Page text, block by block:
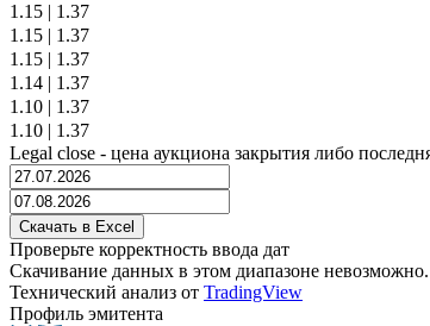
1.15 | 1.37
1.15 | 1.37
1.15 | 1.37
1.14 | 1.37
1.10 | 1.37
1.10 | 1.37
Legal close - цена аукциона закрытия либо
Проверьте корректность ввода дат
Скачивание данных в этом диапазоне невозможно.
Технический анализ от TradingView
Профиль эмитента